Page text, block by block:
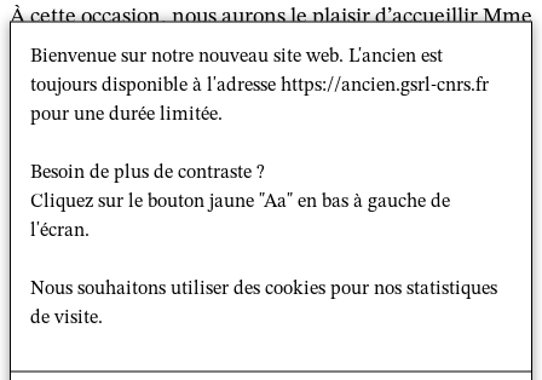
À cette occasion, nous aurons le plaisir d’accueillir Mme
Xie Yijun
謝奕君
(EPHE-PSL/GSRL) en tant
qu’intervenante. Doctorante sous la direction de M.
Vincent Goossaert(EPHE/GSRL) et en cotutelle avec
portant sur le culte desong ya
hokkien. Ses recherches de terrain récentes feront
l’objet d’une communication intitulée :
« Naviguer avec les
Bienvenue sur notre nouveau site web. L'ancien est
toujours disponible à l'adresse https://ancien.gsrl-cnrs.fr
pour une durée limitée.
Besoin de plus de contraste ?
Cliquez sur le bouton jaune "Aa" en bas à gauche de
l'écran.
Nous souhaitons utiliser des cookies pour nos statistiques
de visite.